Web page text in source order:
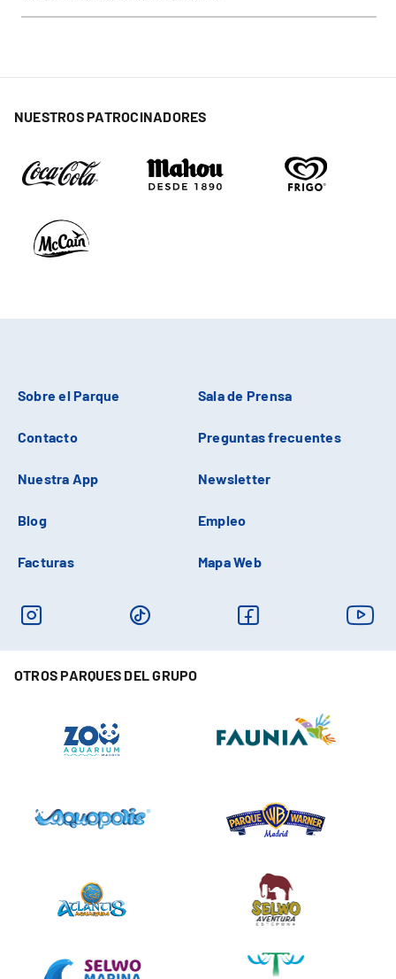
NUESTROS PATROCINADORES
Sobre el Parque Sala de Prensa
Contacto Preguntas frecuentes
Nuestra App Newsletter
Blog Empleo
Facturas Mapa Web
OTROS PARQUES DEL GRUPO